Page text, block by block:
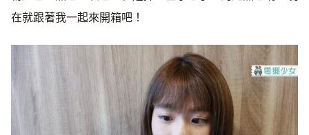
在就跟著我一起來開箱吧！